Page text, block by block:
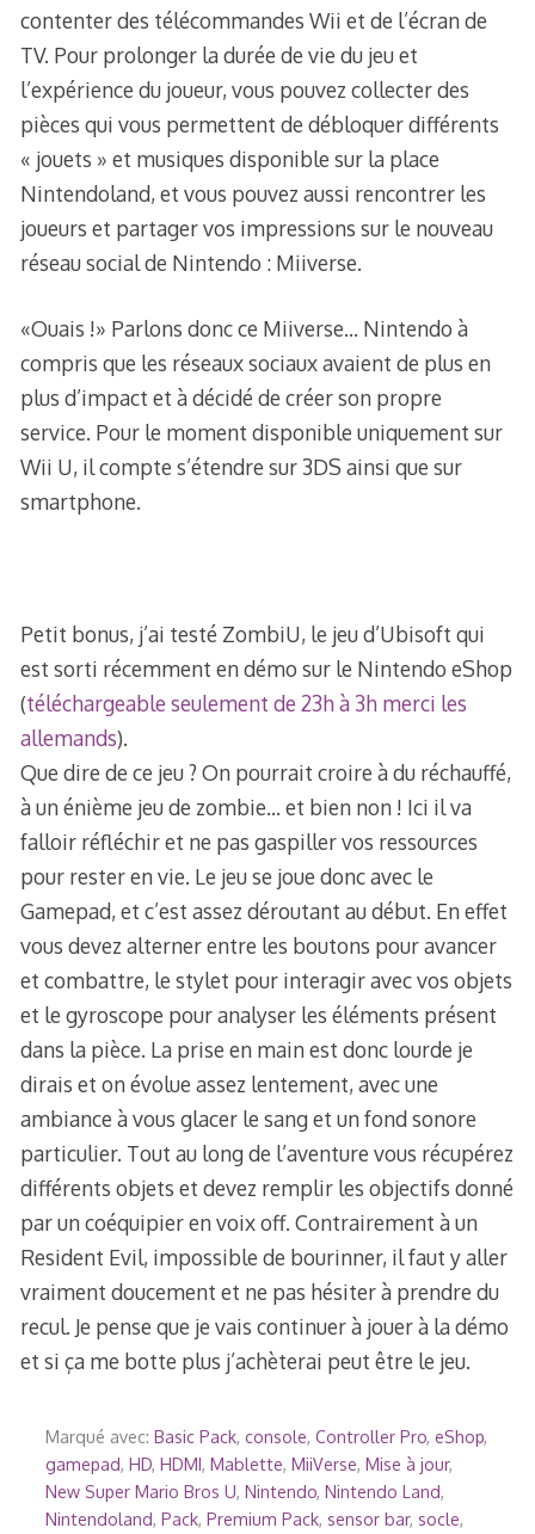
contenter des télécommandes Wii et de l’écran de
TV. Pour prolonger la durée de vie du jeu et
l’expérience du joueur, vous pouvez collecter des
pièces qui vous permettent de débloquer différents
« jouets » et musiques disponible sur la place
Nintendoland, et vous pouvez aussi rencontrer les
joueurs et partager vos impressions sur le nouveau
réseau social de Nintendo : Miiverse.
«Ouais !» Parlons donc ce Miiverse… Nintendo à
compris que les réseaux sociaux avaient de plus en
plus d’impact et à décidé de créer son propre
service. Pour le moment disponible uniquement sur
Wii U, il compte s’étendre sur 3DS ainsi que sur
smartphone.
Petit bonus, j’ai testé ZombiU, le jeu d’Ubisoft qui
est sorti récemment en démo sur le Nintendo eShop
(téléchargeable seulement de 23h à 3h merci les
allemands).
Que dire de ce jeu ? On pourrait croire à du réchauffé,
à un énième jeu de zombie… et bien non ! Ici il va
falloir réfléchir et ne pas gaspiller vos ressources
pour rester en vie. Le jeu se joue donc avec le
Gamepad, et c’est assez déroutant au début. En effet
vous devez alterner entre les boutons pour avancer
et combattre, le stylet pour interagir avec vos objets
et le gyroscope pour analyser les éléments présent
dans la pièce. La prise en main est donc lourde je
dirais et on évolue assez lentement, avec une
ambiance à vous glacer le sang et un fond sonore
particulier. Tout au long de l’aventure vous récupérez
différents objets et devez remplir les objectifs donné
par un coéquipier en voix off. Contrairement à un
Resident Evil, impossible de bourinner, il faut y aller
vraiment doucement et ne pas hésiter à prendre du
recul. Je pense que je vais continuer à jouer à la démo
et si ça me botte plus j’achèterai peut être le jeu.
Marqué avec: Basic Pack, console, Controller Pro, eShop,
gamepad, HD, HDMI, Mablette, MiiVerse, Mise à jour,
New Super Mario Bros U, Nintendo, Nintendo Land,
Nintendoland, Pack, Premium Pack, sensor bar, socle,